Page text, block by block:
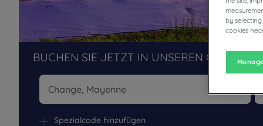
BUCHEN SIE JETZT IN UNSEREN
Spezialcode hinzufügen
by
cookies